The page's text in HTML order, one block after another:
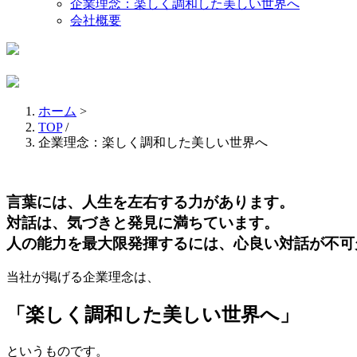
企業理念：楽しく調和した美しい世界へ
会社概要
ホーム >
TOP/
企業理念：楽しく調和した美しい世界へ
言葉には、人生を左右する力があります。
対話は、気づきと発見に満ちています。
人の能力を最大限発揮するには、心良い対話が不
当社が掲げる企業理念は、
「楽しく調和した美しい世界へ」
というものです。